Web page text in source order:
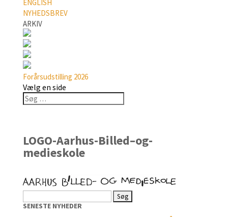
ENGLISH
NYHEDSBREV
ARKIV
Forårsudstilling 2026
Vælg en side
LOGO-Aarhus-Billed–og-
medieskole
efter:
SENESTE NYHEDER